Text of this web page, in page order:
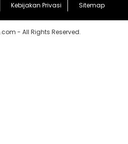
Kebijakan Privasi Sitemap
- All Rights Reserved.